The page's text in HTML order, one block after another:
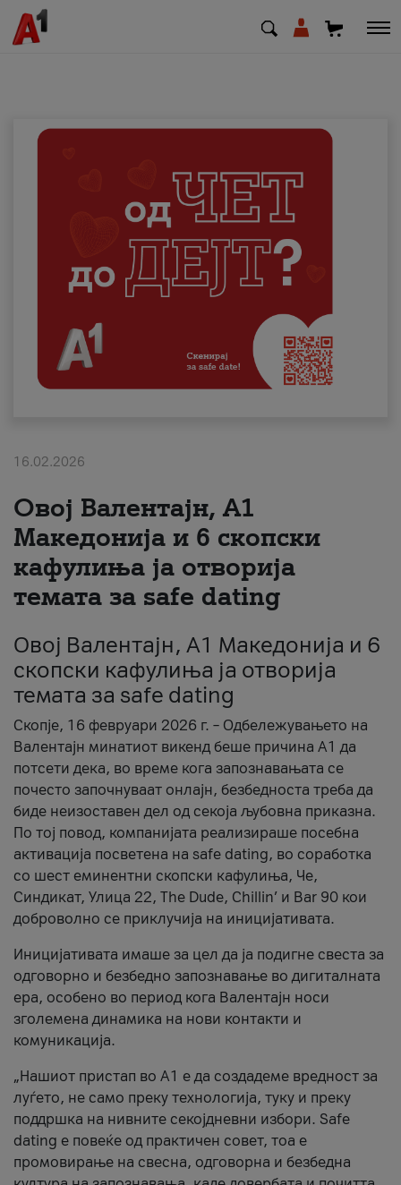
Деловни
Поддршка
Надополни кредит
Плати сметка
#ПодобарОнлајн
16.02.2026
Овој Валентајн, A1
Македонија и 6 скопски
кафулиња ја отворија
темата за safe dating
Овој Валентајн, A1 Македонија и 6
скопски кафулиња ја отворија
темата за safe dating
Скопје, 16 февруари 2026 г. – Одбележувањето на
Валентајн минатиот викенд беше причина А1 да
потсети дека, во време кога запознавањата се
почесто започнуваат онлајн, безбедноста треба да
биде неизоставен дел од секоја љубовна приказна.
По тој повод, компанијата реализираше посебна
активација посветена на safe dating, во соработка
со шест еминентни скопски кафулиња, Че,
Синдикат, Улица 22, The Dude, Chillin’ и Bar 90 кои
доброволно се приклучија на иницијативата.
Иницијативата имаше за цел да ја подигне свеста за
одговорно и безбедно запознавање во дигиталната
ера, особено во период кога Валентајн носи
зголемена динамика на нови контакти и
комуникација.
„Нашиот пристап во А1 е да создадеме вредност за
луѓето, не само преку технологија, туку и преку
поддршка на нивните секојдневни избори. Safe
dating е повеќе од практичен совет, тоа е
промовирање на свесна, одговорна и безбедна